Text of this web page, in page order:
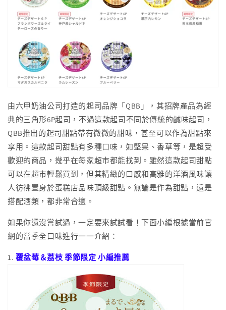
由六甲奶油公司打造的起司品牌「QBB」，其招牌產品為經
典的三角形6P起司，不過這款起司不同於傳統的鹹味起司，
QBB推出的起司甜點帶有微微的甜味，甚至可以作為甜點來
享用。這款起司甜點有多種口味，如堅果、香草等，是超受
歡迎的商品，幾乎在每家超市都能找到。雖然這款起司甜點
可以在超市輕鬆買到，但其精緻的口感和高雅的洋酒風味讓
人彷彿置身於蛋糕店品味頂級甜點。無論是作為甜點，還是
搭配酒類，都非常合適。
如果你還沒嘗試過，一定要來試試看！下面小編根據當前官
網的當季全口味進行一一介紹：
1. 覆盆莓＆荔枝 季節限定 小編推薦